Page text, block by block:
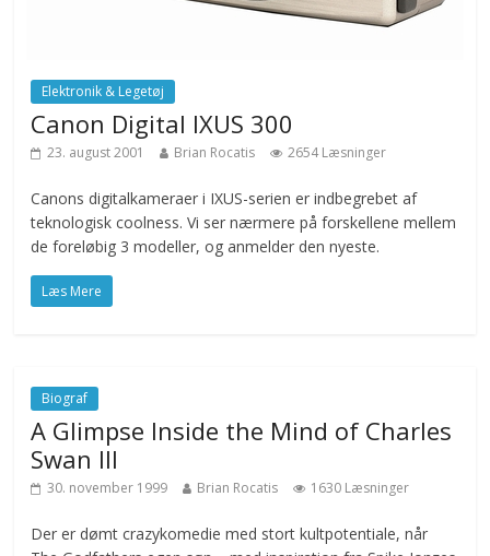
Elektronik & Legetøj
Canon Digital IXUS 300
23. august 2001 Brian Rocatis 2654 Læsninger
Canons digitalkameraer i IXUS-serien er indbegrebet af
teknologisk coolness. Vi ser nærmere på forskellene mellem
de foreløbig 3 modeller, og anmelder den nyeste.
Læs Mere
Biograf
A Glimpse Inside the Mind of Charles
Swan III
30. november 1999 Brian Rocatis 1630 Læsninger
Der er dømt crazykomedie med stort kultpotentiale, når